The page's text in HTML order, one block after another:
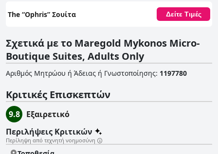
The “Ophris” Σουίτα Δείτε Τιμές
Σχετικά με το Maregold Mykonos Micro-
Boutique Suites, Adults Only
Αριθμός Μητρώου ή Άδειας ή Γνωστοποίησης: 1197780
Κριτικές Επισκεπτών
9.8
Εξαιρετικό
Περιλήψεις Κριτικών
Περίληψη από τεχνητή νοημοσύνη